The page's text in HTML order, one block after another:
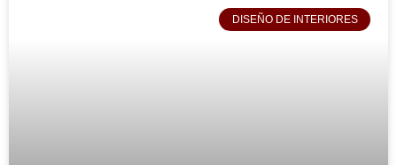
DISEÑO DE INTERIORES